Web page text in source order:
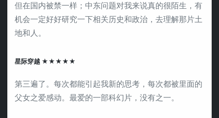
但在国内被禁一样；中东问题对我来说真的很陌生，有
机会一定好好研究一下相关历史和政治，去理解那片土
地和人。
星际穿越 ★★★★★
第三遍了。每次都能引起我新的思考，每次都被里面的
父女之爱感动。最爱的一部科幻片，没有之一。